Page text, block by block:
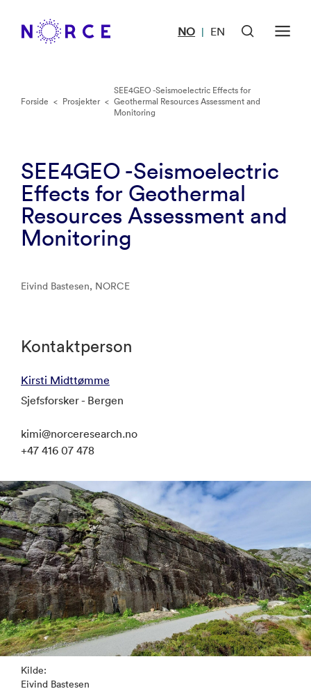
NO | EN
Forside < Prosjekter <
SEE4GEO -Seismoelectric Effects for
Geothermal Resources Assessment and
Monitoring
SEE4GEO -Seismoelectric
Effects for Geothermal
Resources Assessment and
Monitoring
Eivind Bastesen, NORCE
Kontaktperson
Kirsti Midttømme
Sjefsforsker - Bergen
kimi@norceresearch.no
+47 416 07 478
Kilde:
Eivind Bastesen